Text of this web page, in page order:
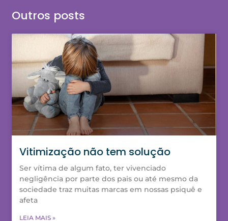
Outros posts
Vitimização não tem solução
Ser vítima de algum fato, ter vivenciado
negligência por parte dos pais ou até mesmo da
sociedade traz muitas marcas em nossas psiquê e
afeta
LEIA MAIS »